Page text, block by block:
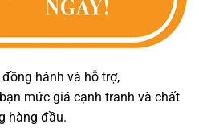
hành và hỗ trợ,
mức giá cạnh tranh và chất
hàng đầu.